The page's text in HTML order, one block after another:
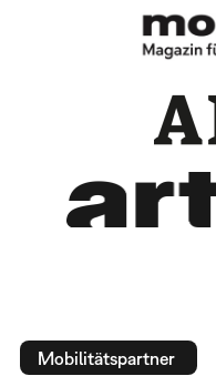
Mobilitätspartner